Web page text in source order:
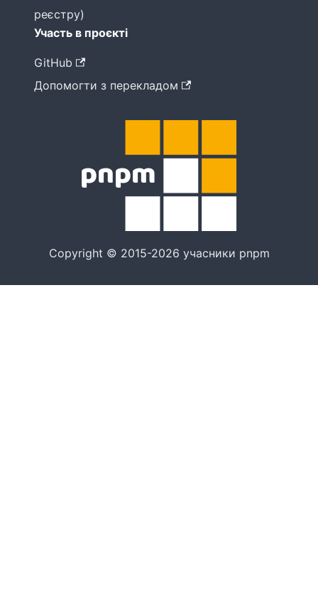
реєстру)
Участь в проєкті
GitHub
Допомогти з перекладом
Copyright © 2015-2026 учасники pnpm